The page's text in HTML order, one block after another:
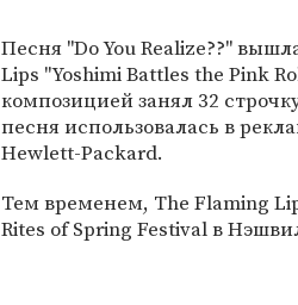
Песня "Do You Realize??"
Lips "Yoshimi Battles the Pink
композицией занял 32
песня использовалась в
Hewlett-Packard.
Тем временем, The Flaming
Rites of Spring Festival в